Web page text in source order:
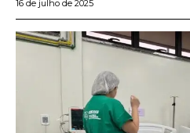
16 de julho de 2025